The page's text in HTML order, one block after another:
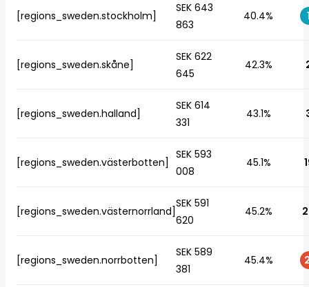
[regions_sweden.stockholm]
SEK 643
863
40.4%
[regions_sweden.skåne]
SEK 622
645
42.3%
[regions_sweden.halland]
SEK 614
331
43.1%
[regions_sweden.västerbotten]
SEK 593
008
45.1%
[regions_sweden.västernorrland]
SEK 591
620
45.2%
[regions_sweden.norrbotten]
SEK 589
381
45.4%